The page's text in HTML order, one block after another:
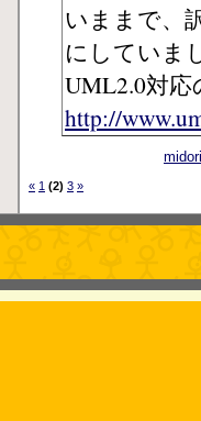
いままで、
にしていま
UML2.0対
http://
« 1 (2) 3 »